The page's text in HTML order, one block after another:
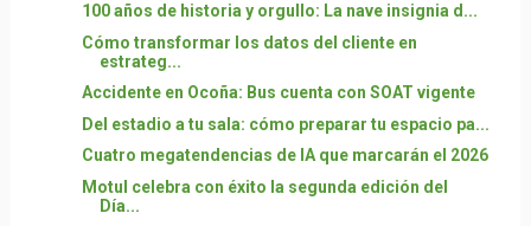
100 años de historia y orgullo: La nave insignia d...
Cómo transformar los datos del cliente en
estrateg...
Accidente en Ocoña: Bus cuenta con SOAT vigente
Del estadio a tu sala: cómo preparar tu espacio pa...
Cuatro megatendencias de IA que marcarán el 2026
Motul celebra con éxito la segunda edición del
Día...